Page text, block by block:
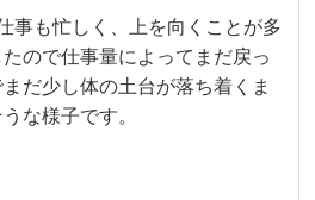
事も忙しく、上を向くことが多
ので仕事量によってまだ戻っ
だ少し体の土台が落ち着くま
な様子です。